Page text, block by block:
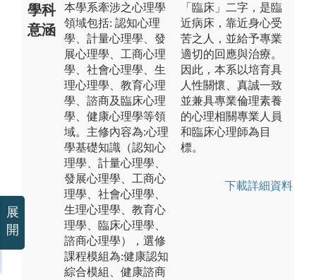
學科
意涵
本學系牽涉之心理學
領域包括: 認知心理
學、計量心理學、發
展心理學、工商心理
學、社會心理學、生
理心理學、教育心理
學、諮商及臨床心理
學、健康心理學等領
域。主修內容為:心理
學基礎知識（認知心
理學、計量心理學、
發展心理學、工商心
理學、社會心理學、
生理心理學、教育心
理學、臨床心理學、
諮商心理學），選修
課程模組為:健康認知
綜合模組、健康諮商
「臨床」二字，是臨
近病床，靠近身心受
苦之人，並給予專業
適切的回應與治療。
因此，本系以培育具
人性關懷、真誠一致
並兼具專業倫理素養
的心理相關專業人員
和臨床心理師為目
標。
下載詳細資料
展
開